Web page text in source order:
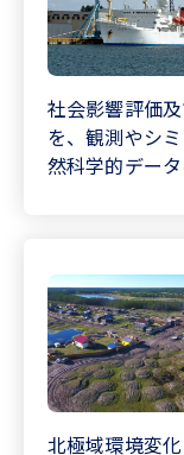
社会影響評価
を、観測やシ
然科学的データ
北極域環境変